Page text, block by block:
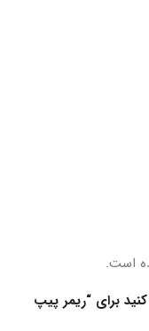
است.
برای “ریمر پیپ